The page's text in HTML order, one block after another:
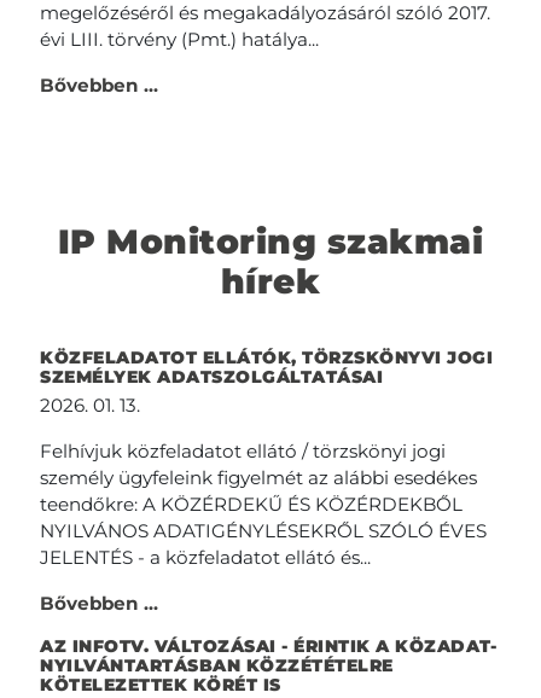
megelőzéséről és megakadályozásáról szóló 2017.
évi LIII. törvény (Pmt.) hatálya...
Bővebben ...
IP Monitoring szakmai
hírek
KÖZFELADATOT ELLÁTÓK, TÖRZSKÖNYVI JOGI
SZEMÉLYEK ADATSZOLGÁLTATÁSAI
2026. 01. 13.
Felhívjuk közfeladatot ellátó / törzskönyi jogi
személy ügyfeleink figyelmét az alábbi esedékes
teendőkre: A KÖZÉRDEKŰ ÉS KÖZÉRDEKBŐL
NYILVÁNOS ADATIGÉNYLÉSEKRŐL SZÓLÓ ÉVES
JELENTÉS - a közfeladatot ellátó és...
Bővebben ...
AZ INFOTV. VÁLTOZÁSAI - ÉRINTIK A KÖZADAT-
NYILVÁNTARTÁSBAN KÖZZÉTÉTELRE
KÖTELEZETTEK KÖRÉT IS